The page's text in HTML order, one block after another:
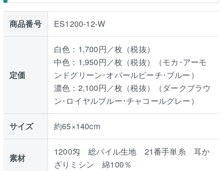
商品番号 ES1200-12-W
定価
白色：1,700円／枚（税抜）
中色：1,950円／枚（税抜）（モカ･アーモ
ンドグリーン･オパールピーチ･ブルー）
濃色：2,100円／枚（税抜）（ダークブラウ
ン･ロイヤルブルー･チャコールグレー）
サイズ 約65×140cm
素材
1200匁 総パイル生地 21番手単糸 耳か
ざりミシン 綿100％